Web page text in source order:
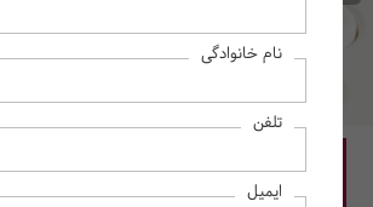
قیمت دوره: 4,000,000 ریال
نام خانوادگی
تلفن
ایمیل